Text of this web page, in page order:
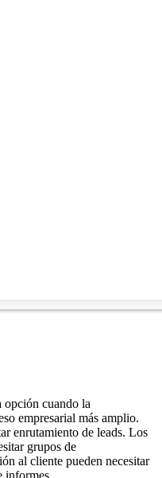
opción cuando la
empresarial más amplio.
enrutamiento de leads. Los
grupos de
al cliente pueden necesitar